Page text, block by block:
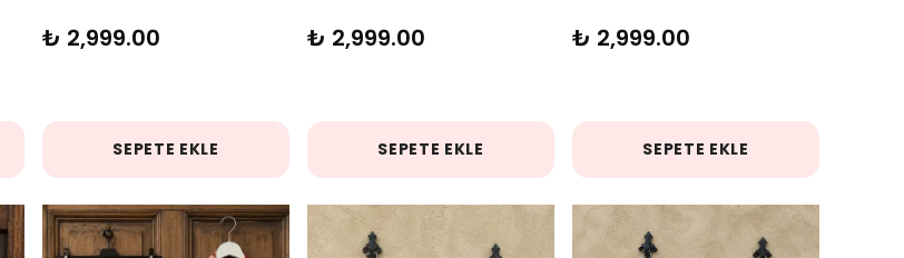
₺ 2,999.00
SEPETE EKLE
₺ 2,999.00
SEPETE EKLE
₺ 2,999.00
SEPETE EKLE